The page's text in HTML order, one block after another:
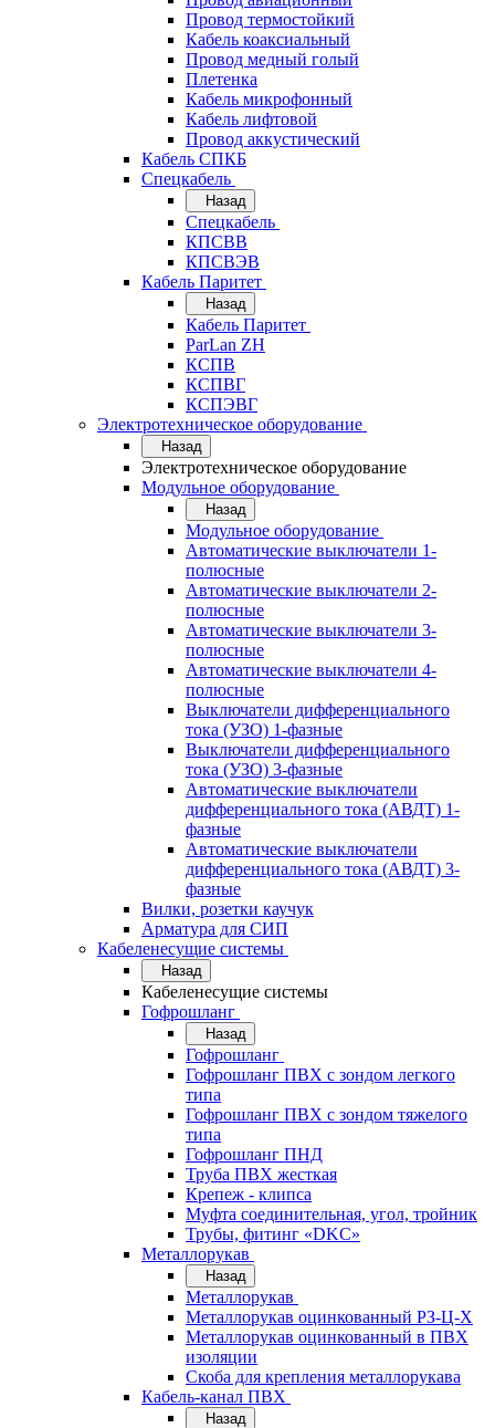
Провод термостойкий
Кабель коаксиальный
Провод медный голый
Плетенка
Кабель микрофонный
Кабель лифтовой
Провод аккустический
Кабель СПКБ
Спецкабель
Назад
Спецкабель
КПСВВ
КПСВЭВ
Кабель Паритет
Назад
Кабель Паритет
ParLan ZH
КСПВ
КСПВГ
КСПЭВГ
Электротехническое оборудование
Назад
Электротехническое оборудование
Модульное оборудование
Назад
Модульное оборудование
Автоматические выключатели 1-
полюсные
Автоматические выключатели 2-
полюсные
Автоматические выключатели 3-
полюсные
Автоматические выключатели 4-
полюсные
Выключатели дифференциального
тока (УЗО) 1-фазные
Выключатели дифференциального
тока (УЗО) 3-фазные
Автоматические выключатели
дифференциального тока (АВДТ) 1-
фазные
Автоматические выключатели
дифференциального тока (АВДТ) 3-
фазные
Вилки, розетки каучук
Арматура для СИП
Кабеленесущие системы
Назад
Кабеленесущие системы
Гофрошланг
Назад
Гофрошланг
Гофрошланг ПВХ с зондом легкого
типа
Гофрошланг ПВХ с зондом тяжелого
типа
Гофрошланг ПНД
Труба ПВХ жесткая
Крепеж - клипса
Муфта соединительная, угол, тройник
Трубы, фитинг «DKC»
Металлорукав
Назад
Металлорукав
Металлорукав оцинкованный РЗ-Ц-Х
Металлорукав оцинкованный в ПВХ
изоляции
Скоба для крепления металлорукава
Кабель-канал ПВХ
Назад